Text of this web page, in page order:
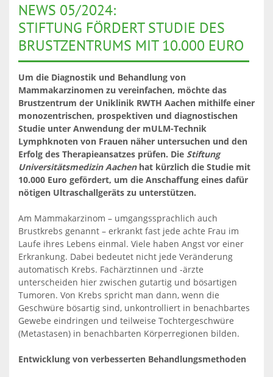
NEWS 05/2024:
STIFTUNG FÖRDERT STUDIE DES
BRUSTZENTRUMS MIT 10.000 EURO
Um die Diagnostik und Behandlung von
Mammakarzinomen zu vereinfachen, möchte das
Brustzentrum der Uniklinik RWTH Aachen mithilfe einer
monozentrischen, prospektiven und diagnostischen
Studie unter Anwendung der mULM-Technik
Lymphknoten von Frauen näher untersuchen und den
Erfolg des Therapieansatzes prüfen. Die Stiftung
Universitätsmedizin Aachenhat kürzlich die Studie mit
10.000 Euro gefördert, um die Anschaffung eines dafür
nötigen Ultraschallgeräts zu unterstützen.
Am Mammakarzinom – umgangssprachlich auch
Brustkrebs genannt – erkrankt fast jede achte Frau im
Laufe ihres Lebens einmal. Viele haben Angst vor einer
Erkrankung. Dabei bedeutet nicht jede Veränderung
automatisch Krebs. Fachärztinnen und -ärzte
unterscheiden hier zwischen gutartig und bösartigen
Tumoren. Von Krebs spricht man dann, wenn die
Geschwüre bösartig sind, unkontrolliert in benachbartes
Gewebe eindringen und teilweise Tochtergeschwüre
(Metastasen) in benachbarten Körperregionen bilden.
Entwicklung von verbesserten Behandlungsmethoden